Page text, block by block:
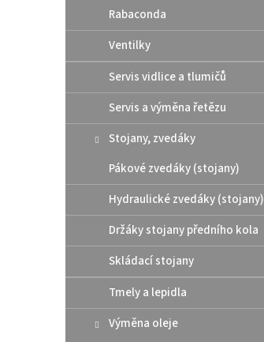
Rabaconda
Ventilky
Servis vidlice a tlumičů
Servis a výměna řetězu
Stojany, zvedáky
Pákové zvedáky (stojany)
Hydraulické zvedáky (stojany)
Držáky stojany předního kola
Skládací stojany
Tmely a lepidla
Výměna oleje